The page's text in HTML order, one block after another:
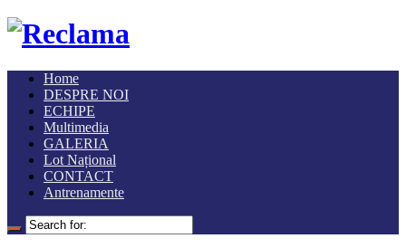
Home
DESPRE NOI
ECHIPE
Multimedia
GALERIA
Lot Național
CONTACT
Antrenamente